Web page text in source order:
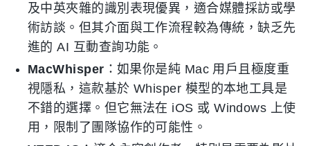
及中英夾雜的識別表現優異，適合媒體採訪或學
術訪談。但其介面與工作流程較為傳統，缺乏先
進的 AI 互動查詢功能。
MacWhisper ：如果你是純 Mac 用戶且極度重
視隱私，這款基於 Whisper 模型的本地工具是
不錯的選擇。但它無法在 iOS 或 Windows 上使
用，限制了團隊協作的可能性。